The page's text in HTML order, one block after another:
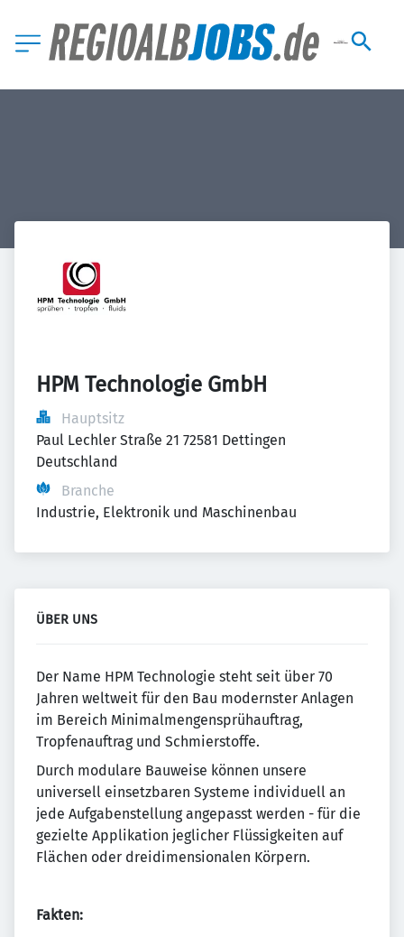
HPM Technologie GmbH
Hauptsitz
Paul Lechler Straße 21 72581 Dettingen
Deutschland
Branche
Industrie, Elektronik und Maschinenbau
ÜBER UNS
Der Name HPM Technologie steht seit über 70
Jahren weltweit für den Bau modernster Anlagen
im Bereich Minimalmengensprühauftrag,
Tropfenauftrag und Schmierstoffe.
Durch modulare Bauweise können unsere
universell einsetzbaren Systeme individuell an
jede Aufgabenstellung angepasst werden - für die
gezielte Applikation jeglicher Flüssigkeiten auf
Flächen oder dreidimensionalen Körpern.
Fakten: